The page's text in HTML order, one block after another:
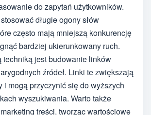
do zapytań użytkowników.
długie ogony słów
często mają mniejszą konkurencję
bardziej ukierunkowany ruch.
techniką jest budowanie linków
źródeł. Linki te zwiększają
i mogą przyczynić się do wyższych
wyszukiwania. Warto także
treści, tworząc wartościowe